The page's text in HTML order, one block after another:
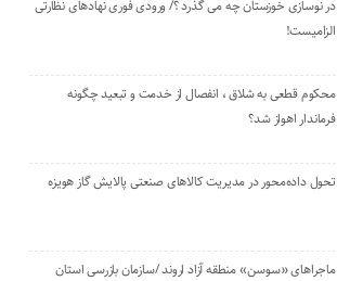
در نوسازی خوزستان چه می گذرد ؟/ ورودی فوری نهادهای نظارتی
الزامیست!
محکوم قطعی به شلاق ، انفصال از خدمت و تبعید چگونه
فرماندار اهواز شد؟
تحول داده‌محور در مدیریت کالاهای صنعتی پالایش گاز هویزه
ماجراهای «سوسن» منطقه آزاد اروند /سازمان بازرسی استان